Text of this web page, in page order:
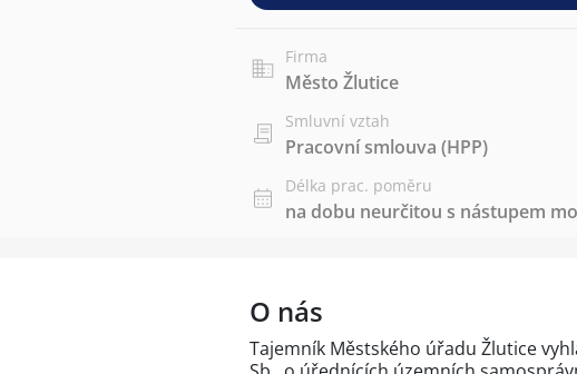
Firma
Město Žlutice
Smluvní vztah
Pracovní smlouva (HPP)
Délka prac. poměru
na dobu neurčitou s nástupem
O nás
Tajemník Městského úřadu Žlutice